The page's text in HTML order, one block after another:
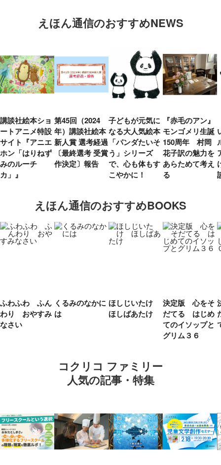
えほん通信のおすすめNEWS
講談社絵本ショ
ートアニメ特設
サイト『アニエ
ホン「はりねず
みのルーチ
カ」』
第45回（2024
年）講談社絵本
新人賞 選考経過
〔最終選考 受賞
作決定〕報告
子どもが元気に
なる大人気絵本
「パンダたいそ
う」シリーズ
で、心も体もす
こやかに！
『赤毛のアン』
モンゴメリ生誕
150周年 村岡
花子訳の魅力を
あらためて考え
る
えほん通信のおすすめBOOKS
ふわふわ ふん
わり おやすみ
なさい
くるみのなかに
は
ほしじいたけ
ほしばあたけ
決定版 心をそ
だてる はじめ
てのイソップと
グリム３６
コクリコ ファミリー
人気の記事・特集